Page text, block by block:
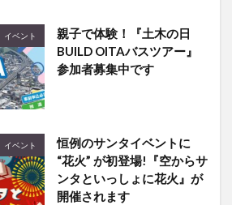
イベント
親子で体験！『土木の日
BUILD OITAバスツアー』
参加者募集中です
イベント
恒例のサンタイベントに
“花火” が初登場!『空からサ
ンタといっしょに花火』が
開催されます